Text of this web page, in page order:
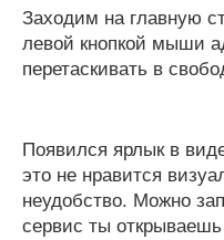
Заходим на главную
левой кнопкой мыши
перетаскивать в
Появился ярлык в
это не нравится
неудобство. Можно
сервис ты